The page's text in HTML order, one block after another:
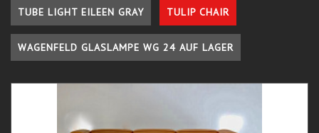
TUBE LIGHT EILEEN GRAY TULIP CHAIR
WAGENFELD GLASLAMPE WG 24 AUF LAGER